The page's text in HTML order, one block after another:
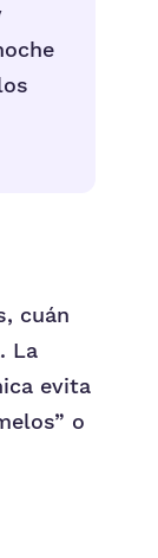
cuán
La
evita
o